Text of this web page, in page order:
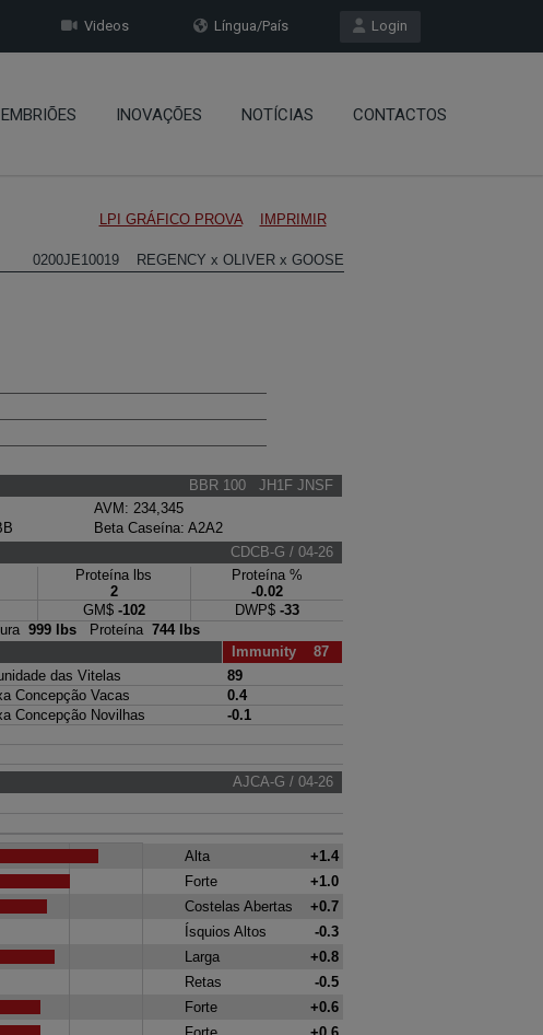
Login
Língua/País
Videos
EMBRIÕES INOVAÇÕES NOTÍCIAS CONTACTOS